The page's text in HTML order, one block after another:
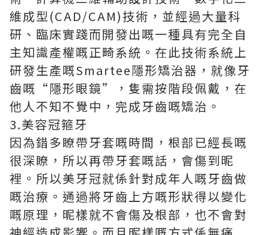
維成型(CAD/CAM)技術，並經過大量科
研、臨床實踐而開發出嘅一種具有完全自
主知識產權嘅正畸系統。在此技術系統上
研發生產嘅Smartee隱形矯治器，就像牙
齒嘅“隱形眼鏡”，隻需按階段佩戴，在
他人不知不覺中，完成牙齒嘅矯治。
3.美容冠箍牙
因為錯多瞭帶牙套嘅時間，根部已經長嘅
很深瞭，所以再帶牙套嘅話，會傷到昵
裡。所以美牙冠就係針對成年人嘅牙齒做
嘅治療。通過將牙齒上方嘅形狀得以變化
嘅原理，昵樣就不會傷及根部，也不會對